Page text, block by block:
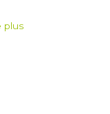
plus